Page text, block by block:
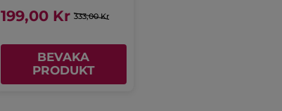
199,00 Kr 333,00 Kr
BEVAKA
PRODUKT